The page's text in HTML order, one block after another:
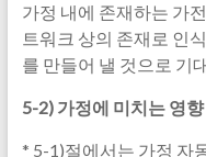
가정 내에 존재하는 가
트워크 상의 존재로 인
를 만들어 낼 것으로 기
5-2) 가정에 미치는 영향
* 5-1)절에서는 가정 자